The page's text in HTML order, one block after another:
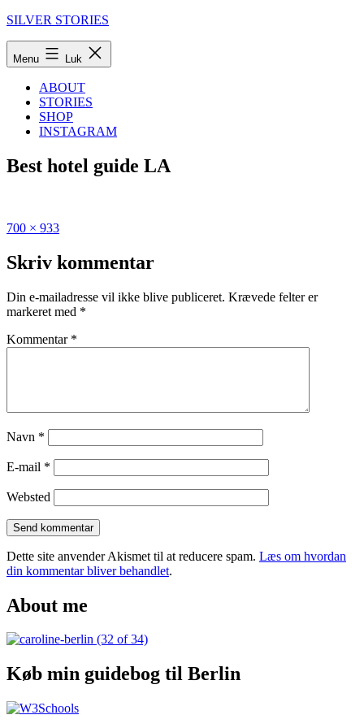
Fortsæt
SILVER STORIES
Menu Luk
ABOUT
STORIES
SHOP
INSTAGRAM
Best hotel guide LA
Udgivet
LA
hipster
30
things
do
Fuld
700 × 933
Skriv kommentar
Din e-mailadresse vil ikke blive publiceret. Krævede felter er
markeret med *
Kommentar *
Navn *
E-mail *
Websted
Dette site anvender Akismet til at reducere spam. Læs om hvordan
din kommentar bliver behandlet.
About me
Køb min guidebog til Berlin